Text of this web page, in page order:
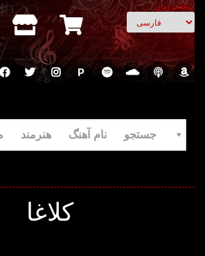
انتخاب زبان
P
جستجو نام آهنگ هنرمند
کلاغا